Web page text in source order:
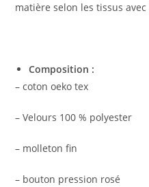
matière selon les tissus
Composition :
– coton oeko tex
– Velours 100 % polyester
– molleton fin
– bouton pression rosé